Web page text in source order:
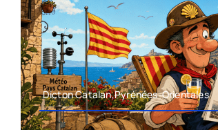
Dicton Catalan,Pyrénées-Orientales